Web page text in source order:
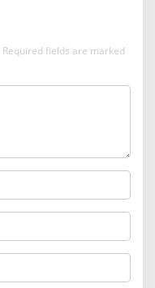
Required fields are marked